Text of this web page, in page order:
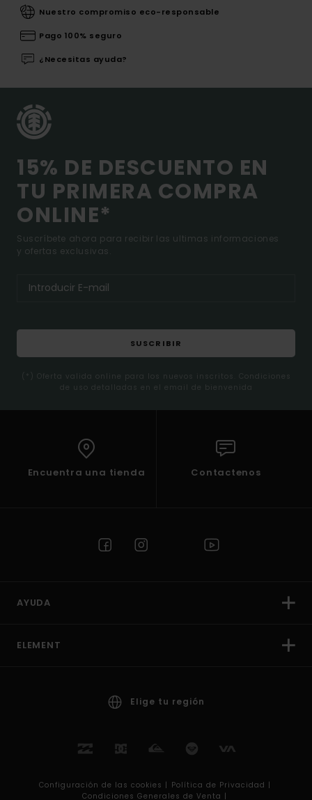
Nuestro compromiso eco-responsable
Pago 100% seguro
¿Necesitas ayuda?
15% DE DESCUENTO EN
TU PRIMERA COMPRA
ONLINE*
Suscríbete ahora para recibir las ultimas informaciones
y ofertas exclusivas.
SUSCRIBIR
(*) Oferta valida online para los nuevos inscritos. Condiciones
de uso detalladas en el email de bienvenida
Encuentra una tienda Contactenos
AYUDA
ELEMENT
Elige tu región
Configuración de las cookies | Política de Privacidad |
Condiciones Generales de Venta |